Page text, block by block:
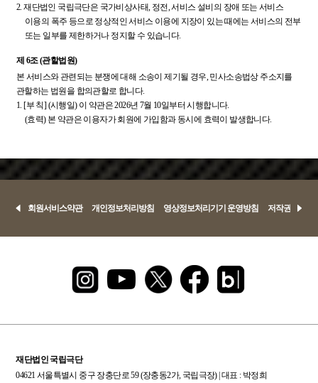
2. 재단법인 국립극단은 국가비상사태, 정전, 서비스 설비의 장애 또는 서비스
이용의 폭주 등으로 정상적인 서비스 이용에 지장이 있는 때에는 서비스의 전부
또는 일부를 제한하거나 정지할 수 있습니다.
제 6조 (관할법원)
본 서비스와 관련되는 분쟁에 대해 소송이 제기될 경우, 민사소송법상 주소지를
관할하는 법원을 합의관할로 합니다.
1. [부 칙] (시행일) 이 약관은 2026년 7월 10일부터 시행합니다.
(효력) 본 약관은 이용자가 회원에 가입함과 동시에 효력이 발생합니다.
회원서비스약관 개인정보처리방침 영상정보처리기기 운영방침 저작권정책
재단법인 국립극단
04621 서울특별시 중구 장충단로 59 (장충동2가, 국립극장) | 대표 : 박정희